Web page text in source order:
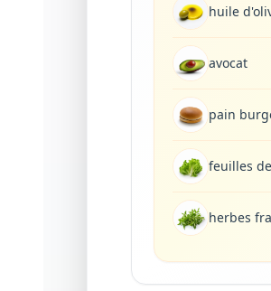
huile
avocat
pain
feuilles
herbes